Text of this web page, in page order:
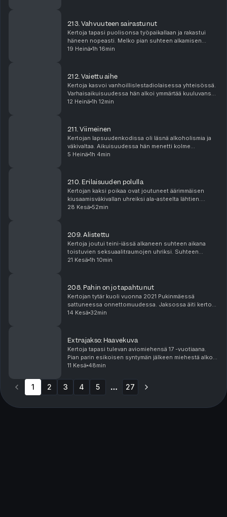
213. Vahvuuteen sairastunut
Kertoja tapasi puolisonsa työpaikallaan ja rakastui
häneen nopeasti. Melko pian suhteen alkamisen
jälkeen kuitenkin paljastui, että hänen kumppaninsa
19 Heinä 1h 16min
212. Vaiettu aihe
Kertoja kasvoi vanhoillislestadiolaisessa yhteisössä.
Varhaisaikuisuudessa hän alkoi ymmärtää kuuluvansa
sukupuolivähemmistöön. Kaapista tulemisen jälkeen
12 Heinä 1h 12min
211. Viimeinen
Kertojan lapsuudenkodissa oli läsnä alkoholismia ja
väkivaltaa. Aikuisuudessa hän menetti kolme
perheenjäsentään itsemurhalle. Nykypäivänä hän on
5 Heinä 1h 4min
210. Erilaisuuden polulla
Kertojan kaksi poikaa ovat joutuneet äärimmäisen
kiusaamisväkivallan uhreiksi ala-asteelta lähtien.
Vuosia jatkunut väkivalta on aiheuttanut koko
28 Kesä 52min
209. Alistettu
Kertoja joutui teini-iässä alkaneen suhteen aikana
toistuvien seksuaalitraumojen uhriksi. Suhteen
päättymisen jälkeen hänellä diagnosoitiin OCD, joka
21 Kesä 1h 10min
208. Pahin on jo tapahtunut
Kertojan tytär kuoli vuonna 2021 Pukinmäessä
sattuneessa onnettomuudessa. Jaksossa äiti kertoo
millaista on menettää lapsensa järjettömän
14 Kesä 32min
Extrajakso: Haavekuva
Kertoja tapasi tulevan aviomiehensä 17 -vuotiaana.
Pian parin esikoisen syntymän jälkeen miehestä alkoi
paljastua väkivaltaisia piirteitä. Fyysinen, henkinen ja
11 Kesä 48min
1 2 3 4 5 27